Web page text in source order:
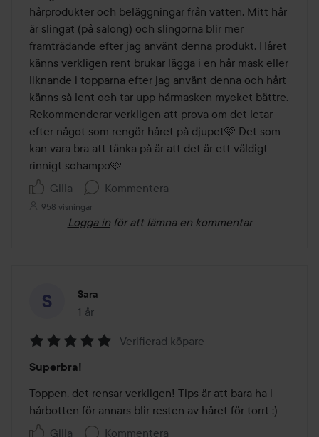
5
hårprodukter och beläggningar från vatten. Mitt hår
är slingat (på salong) och slingorna blir mer
framträdande efter jag använt denna produkt. Håret
känns verkligen rent brukar lägga i en hår mask eller
liknande i topparna efter jag använt denna och hårt
känns så lent och tar upp hårmasken mycket bättre.
Rekommenderar verkligen att prova om det letar
efter något som rengör håret på djupet🩷 Det som
kan vara bra att tänka på är att det är ett väldigt
rinnigt schampo🩷
Gilla
Kommentera
958 visningar
Logga in för att lämna en kommentar
Sara
1 år
Inlägget skapades 1 år
5
av
5
Verifierad köpare
Superbra!
Toppen, det rensar verkligen! Tips är att bara ha i
hårbotten för annars blir resten av håret för torrt :)
Gilla
Kommentera